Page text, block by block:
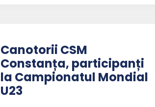
Canotorii CSM
Constanța, participanți
la Campionatul Mondial
U23